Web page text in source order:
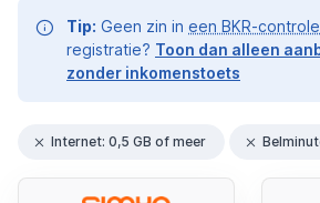
Tip: Geen zin in een BKR-controle
registratie? Toon dan alleen
zonder inkomenstoets
Internet: 0,5 GB of meer